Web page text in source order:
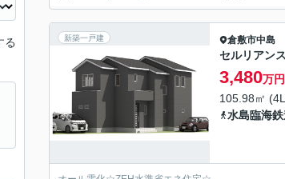
新築一戸建 倉敷市中島
セルリアン
3,480万円
105.98㎡
水島臨海
る